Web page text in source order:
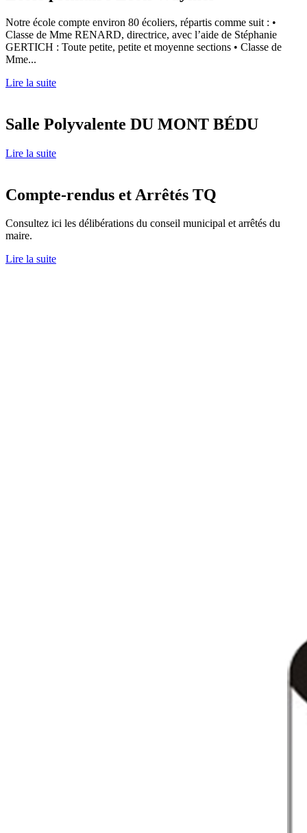
Notre école compte environ 80 écoliers, répartis comme suit : •
Classe de Mme RENARD, directrice, avec l’aide de Stéphanie
GERTICH : Toute petite, petite et moyenne sections • Classe de
Mme...
Lire la suite
Salle Polyvalente DU MONT BÉDU
Lire la suite
Compte-rendus et Arrêtés TQ
Consultez ici les délibérations du conseil municipal et arrêtés du
maire.
Lire la suite